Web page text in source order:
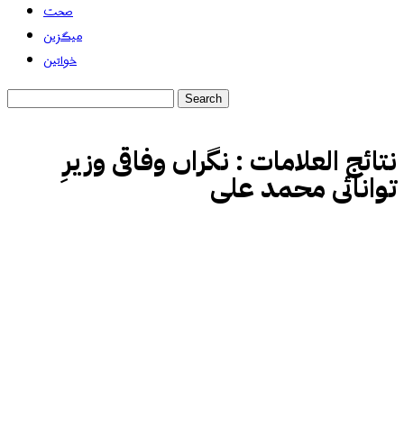
صحت
میگزین
خواتین
نتائج العلامات : نگراں وفاقی وزیرِ
توانائی محمد علی